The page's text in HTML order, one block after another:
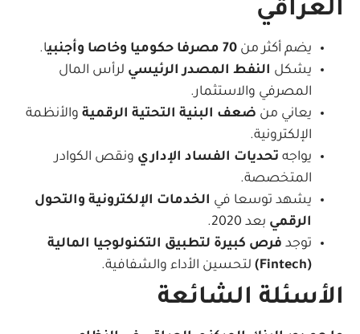
العراقي
يضم أكثر من 70 مصرفا حكوميا وخاصا وأجنبي
ا.
يشكل النفط المصدر الرئيسي لرأس المال
المصرفي والاستثمار.
يعاني من ضعف البنية التحتية الرقمية والأنظمة
الإلكترونية.
يواجه تحديات الفساد الإداري ونقص الكوادر
المتخصصة.
يشهد توسعا في الخدمات الإلكترونية والتحول
الرقمي بعد 2020.
توجد فرص كبيرة لتطبيق التكنولوجيا المالية
(Fintech)
لتحسين الأداء والشفافية.
الأسئلة الشائعة